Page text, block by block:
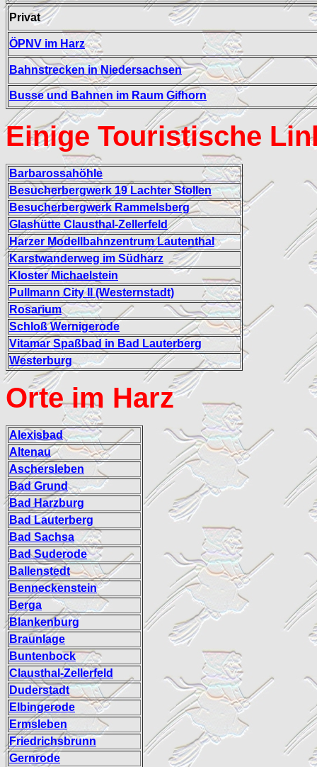
Privat
ÖPNV im Harz
Bahnstrecken in Niedersachsen
Busse und Bahnen im Raum Gifhorn
Einige Touristische
Barbarossahöhle
Besucherbergwerk 19 Lachter Stollen
Besucherbergwerk Rammelsberg
Glashütte Clausthal-Zellerfeld
Harzer Modellbahnzentrum Lautenthal
Karstwanderweg im Südharz
Kloster Michaelstein
Pullmann City II (Westernstadt)
Rosarium
Schloß Wernigerode
Vitamar Spaßbad in Bad Lauterberg
Westerburg
Orte im Harz
Alexisbad
Altenau
Aschersleben
Bad Grund
Bad Harzburg
Bad Lauterberg
Bad Sachsa
Bad Suderode
Ballenstedt
Benneckenstein
Berga
Blankenburg
Braunlage
Buntenbock
Clausthal-Zellerfeld
Duderstadt
Elbingerode
Ermsleben
Friedrichsbrunn
Gernrode